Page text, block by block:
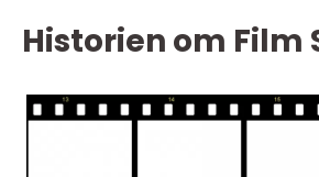
Historien om Film